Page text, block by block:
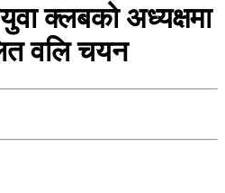
क्लबको अध्यक्षमा
वलि चयन